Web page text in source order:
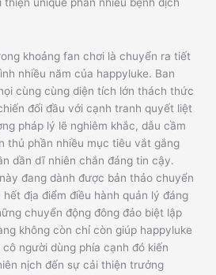
khoảng fan chơi là chuyển ra tiết
nhiều năm của happyluke. Ban
cùng cùng diện tích lớn thách thức
đối đầu với cạnh tranh quyết liệt
pháp lý lẽ nghiêm khắc, dẫu cầm
thủ phần nhiều mục tiêu vắt gắng
dần dĩ nhiên chắn đáng tin cậy.
đang dành được bản thảo chuyển
địa điểm điều hành quản lý đáng
chuyển động đông đảo biệt lập
không còn chỉ còn giúp happyluke
người dùng phía cạnh đó kiến
nịch đến sự cải thiện trưởng